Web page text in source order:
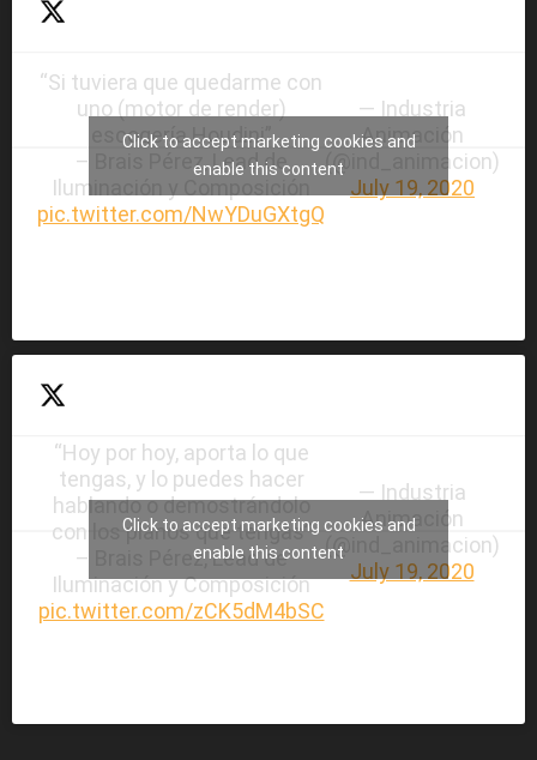
“Si tuviera que quedarme con
uno (motor de render)
escogería Houdini”
– Brais Pérez, Lead de
Iluminación y Composición
pic.twitter.com/NwYDuGXtgQ
— Industria
Animación
(@ind_animacion)
July 19, 2020
Click to accept marketing cookies and
enable this content
“Hoy por hoy, aporta lo que
tengas, y lo puedes hacer
hablando o demostrándolo
con los planos que tengas”
– Brais Pérez, Lead de
Iluminación y Composición
pic.twitter.com/zCK5dM4bSC
— Industria
Animación
(@ind_animacion)
July 19, 2020
Click to accept marketing cookies and
enable this content